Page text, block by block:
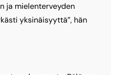
ja mielenterveyden
yksinäisyyttä”, hän